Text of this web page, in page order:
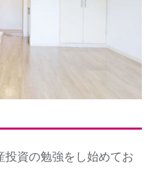
投資の勉強をし始めてお